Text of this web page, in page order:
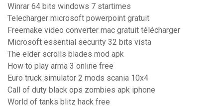
Winrar 64 bits windows 7 startimes
Telecharger microsoft powerpoint gratuit
Freemake video converter mac gratuit télécharger
Microsoft essential security 32 bits vista
The elder scrolls blades mod apk
How to play arma 3 online free
Euro truck simulator 2 mods scania 10x4
Call of duty black ops zombies apk iphone
World of tanks blitz hack free